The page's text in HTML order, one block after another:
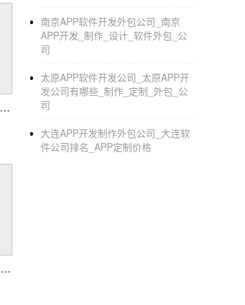
开发制作app过程,免编程制作app软件
软件如何开发？软件开发过程包括哪些阶段?
南京APP软件开发外包公司_南京
APP开发_制作_设计_软件外包_公
司
太原APP软件开发公司_太原APP开
发公司有哪些_制作_定制_外包_公
司
大连APP开发制作外包公司_大连软
件公司排名_APP定制价格